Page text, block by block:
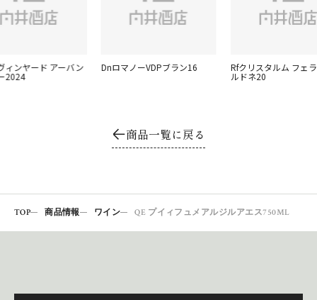
ィンヤード アーバン
2024
DnロマノーVDPブラン16 Rfクリスタルム フェ
ルドネ20
商品一覧に戻る
TOP 商品情報 ワイン QE プイィフュメアルジルアエス750ML